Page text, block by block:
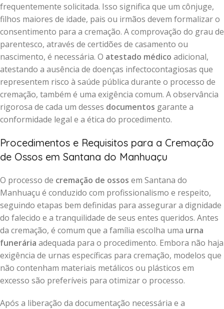
frequentemente solicitada. Isso significa que um cônjuge,
filhos maiores de idade, pais ou irmãos devem formalizar o
consentimento para a cremação. A comprovação do grau de
parentesco, através de certidões de casamento ou
nascimento, é necessária. O atestado médico adicional,
atestando a ausência de doenças infectocontagiosas que
representem risco à saúde pública durante o processo de
cremação, também é uma exigência comum. A observância
rigorosa de cada um desses documentos garante a
conformidade legal e a ética do procedimento.
Procedimentos e Requisitos para a Cremação
de Ossos em Santana do Manhuaçu
O processo de cremação de ossos em Santana do
Manhuaçu é conduzido com profissionalismo e respeito,
seguindo etapas bem definidas para assegurar a dignidade
do falecido e a tranquilidade de seus entes queridos. Antes
da cremação, é comum que a família escolha uma urna
funerária adequada para o procedimento. Embora não haja
exigência de urnas específicas para cremação, modelos que
não contenham materiais metálicos ou plásticos em
excesso são preferíveis para otimizar o processo.
Após a liberação da documentação necessária e a